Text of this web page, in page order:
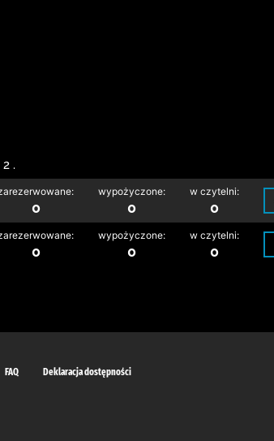
.
0
wypożyczone:
0
w czytelni:
0
0
wypożyczone:
0
w czytelni:
0
FAQ Deklaracja dostępności